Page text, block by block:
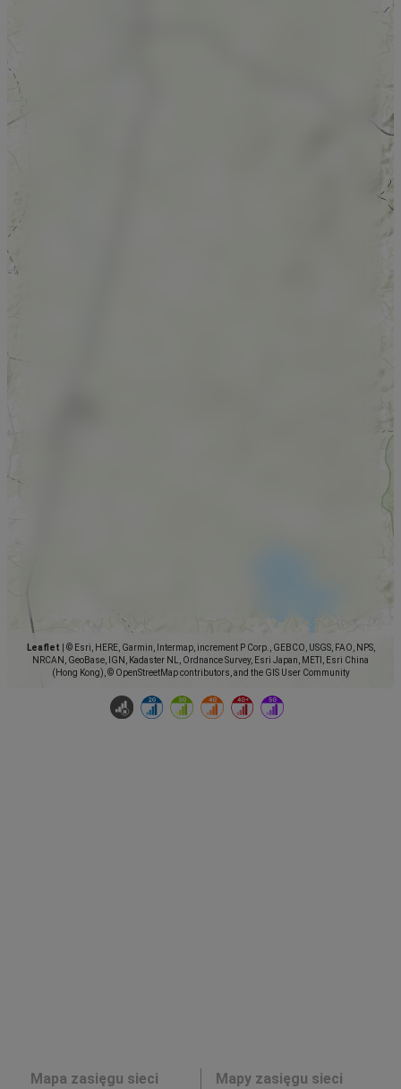
Leaflet
© Esri, HERE, Garmin, Intermap, increment P Corp., GEBCO, USGS, FAO, NPS,
NRCAN, GeoBase, IGN, Kadaster NL, Ordnance Survey, Esri Japan, METI, Esri China
(Hong Kong), © OpenStreetMap contributors, and the GIS User Community
Mapa zasięgu sieci
Mapy zasięgu sieci